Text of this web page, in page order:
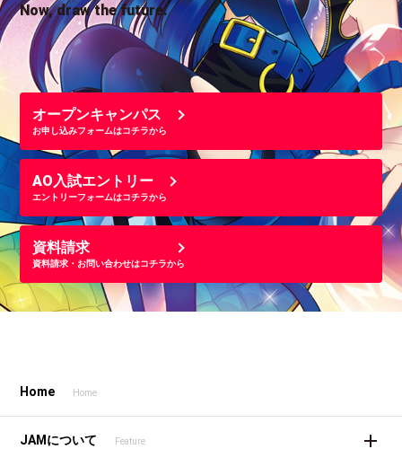
Now, draw the future.
オープンキャンパス
お申し込みフォームはコチラから
AO入試エントリー
エントリーフォームはコチラから
資料請求
資料請求・お問い合わせはコチラから
Home Home
JAMについて Feature